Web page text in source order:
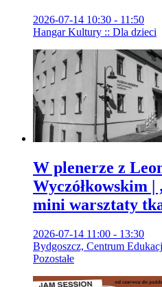
2026-07-14 10:30 - 11:50
Hangar Kultury :: Dla dzieci
W plenerze z
Wyczółkowskim
mini warsztaty
2026-07-14 11:00 - 13:30
Bydgoszcz, Centrum
Pozostałe